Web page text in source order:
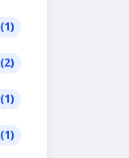
(1)
(2)
(1)
(1)